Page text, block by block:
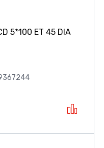
5*100 ET 45 DIA